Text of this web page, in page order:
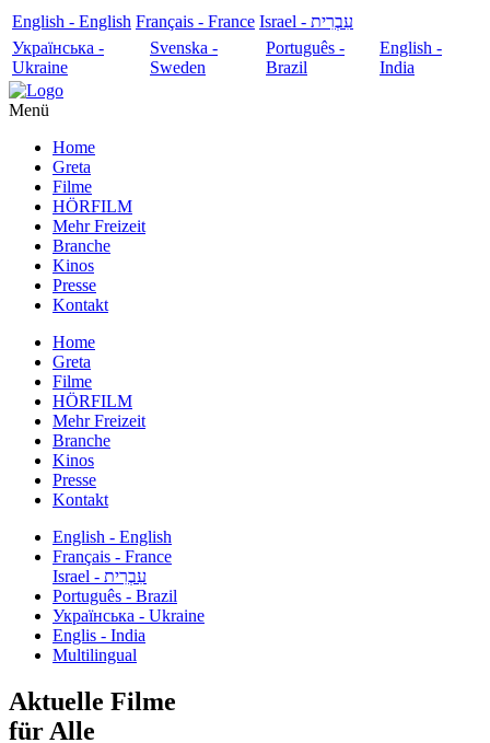
English - English Français - France
עִבְרִית - Israel
Українська -
Ukraine
Svenska -
Sweden
Português -
Brazil
English -
India
Menü
Home
Greta
Filme
HÖRFILM
Mehr Freizeit
Branche
Kinos
Presse
Kontakt
Home
Greta
Filme
HÖRFILM
Mehr Freizeit
Branche
Kinos
Presse
Kontakt
English - English
Français - France
עִבְרִית - Israel
Português - Brazil
Українська - Ukraine
Englis - India
Multilingual
Aktuelle Filme
für Alle